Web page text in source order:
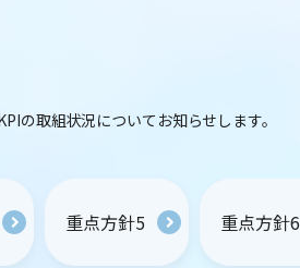
の取組状況についてお知らせします。
重点方針5 重点方針6